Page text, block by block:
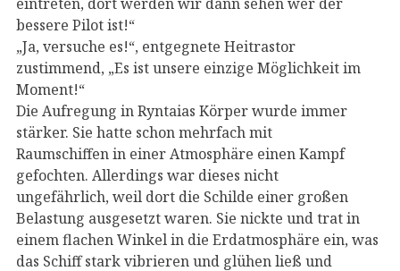
bessere Pilot ist!“
„Ja, versuche es!“, entgegnete Heitrastor
zustimmend, „Es ist unsere einzige Möglichkeit im
Moment!“
Die Aufregung in Ryntaias Körper wurde immer
stärker. Sie hatte schon mehrfach mit
Raumschiffen in einer Atmosphäre einen Kampf
gefochten. Allerdings war dieses nicht
ungefährlich, weil dort die Schilde einer großen
Belastung ausgesetzt waren. Sie nickte und trat in
einem flachen Winkel in die Erdatmosphäre ein, was
das Schiff stark vibrieren und glühen ließ und